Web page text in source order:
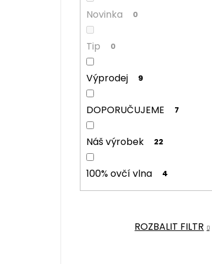
Novinka 0
Tip 0
Výprodej 9
DOPORUČUJEME 7
Náš výrobek 22
100% ovčí vlna 4
ROZBALIT FILTR